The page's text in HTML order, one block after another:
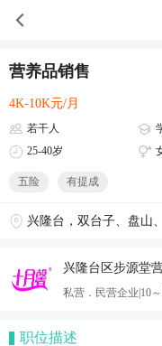
营养品销售
4K-10K元/月
若干人
25-40岁
五险 有提成
兴隆台，双台子、盘山
兴隆台区步源堂
私营．民营企业|10
职位描述